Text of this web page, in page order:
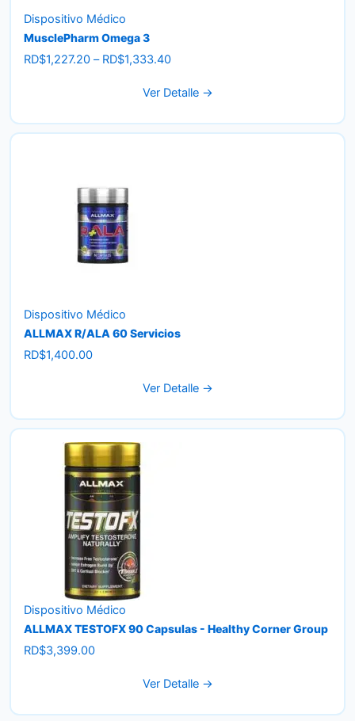
Dispositivo Médico
MusclePharm Omega 3
RD$1,227.20 – RD$1,333.40Price
RD$1,227.20
RD$1,333.40
Ver Detalle →
Dispositivo Médico
ALLMAX R/ALA 60 Servicios
RD$1,400.00
Ver Detalle →
Dispositivo Médico
ALLMAX TESTOFX 90 Capsulas - Healthy Corner Group
RD$3,399.00
Ver Detalle →